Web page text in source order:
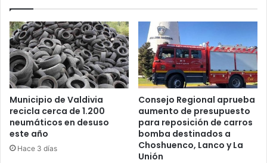
Municipio de Valdivia
recicla cerca de 1.200
neumáticos en desuso
este año
Hace 3 días
Consejo Regional aprueba
aumento de presupuesto
para reposición de carros
bomba destinados a
Choshuenco, Lanco y La
Unión